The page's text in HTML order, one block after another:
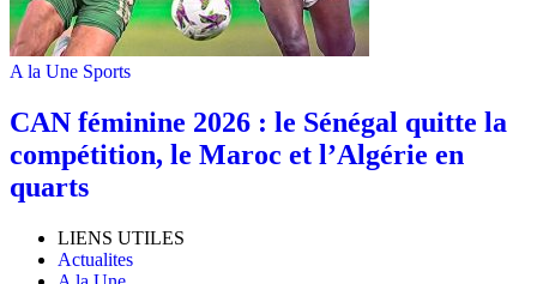
A la Une Sports
‎CAN féminine 2026 : le Sénégal quitte la
compétition, le Maroc et l’Algérie en
quarts
LIENS UTILES
Actualites